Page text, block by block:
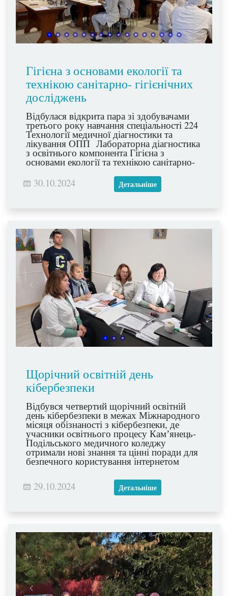
Гігієна з основами екології та
технікою санітарно- гігієнічних
досліджень
Відбулася відкрита пара зі здобувачами
третього року навчання спеціальності 224
Технології медичної діагностики та
лікування ОПП Лабораторна діагностика
з освітнього компонента Гігієна з
основами екології та технікою санітарно-
гігієнічних досліджень. Здобувачі освіти
продемонстрували практичні навички та
чудові знання з теми ,, Дослідження
30.10.2024 Детальніше
Щорічний освітній день
кібербезпеки
Відбувся четвертий щорічний освітній
день кібербезпеки в межах Міжнародного
місяця обізнаності з кібербезпеки, де
учасники освітнього процесу Камʼянець-
Подільського медичного коледжу
отримали нові знання та цінні поради для
безпечного користування інтернетом
29.10.2024
Детальніше